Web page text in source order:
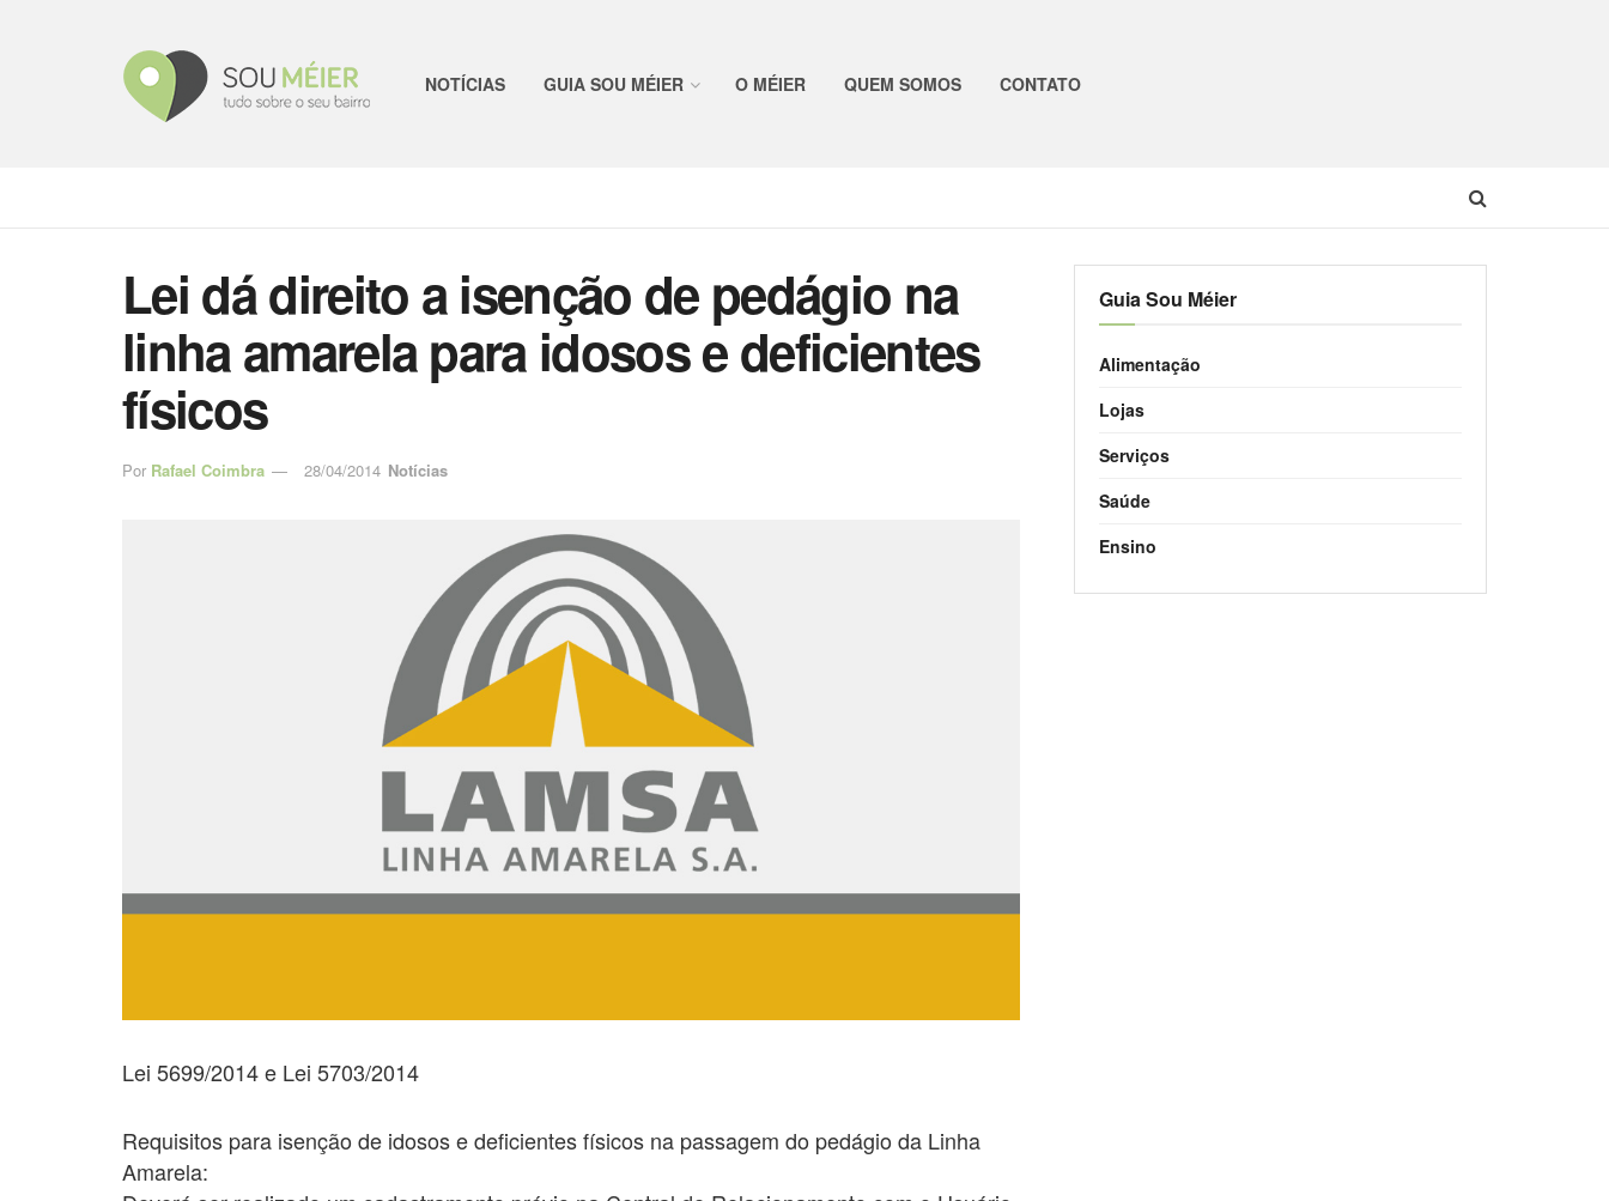
NOTÍCIAS GUIA SOU MÉIER O MÉIER QUEM SOMOS CONTATO
Lei dá direito a isenção de pedágio na
linha amarela para idosos e deficientes
físicos
Por Rafael Coimbra 28/04/2014 Notícias
Lei 5699/2014 e Lei 5703/2014
Requisitos para isenção de idosos e deficientes físicos na passagem do pedágio da Linha
Amarela:
Guia Sou Méier
Alimentação
Lojas
Serviços
Saúde
Ensino